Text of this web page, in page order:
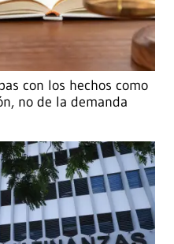
con los hechos como
no de la demanda